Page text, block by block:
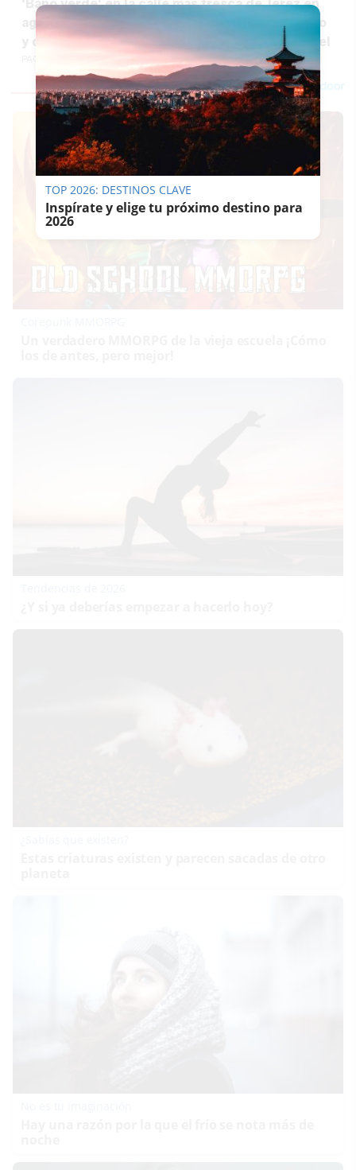
'Baño verde' en la calle más fresca de Jerez en
agosto: negocios icónicos, arte contemporáneo
y comida típica jerezana o italiana bajo un vergel
TOP 2026: DESTINOS CLAVE
Inspírate y elige tu próximo destino para
2026